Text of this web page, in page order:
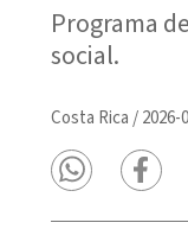
Programa
social.
Costa Rica /2026-